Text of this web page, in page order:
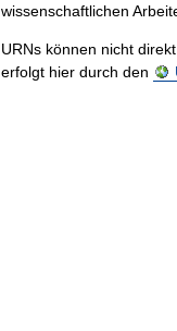
wissenschaftlichen
URNs können nicht
erfolgt hier durch den